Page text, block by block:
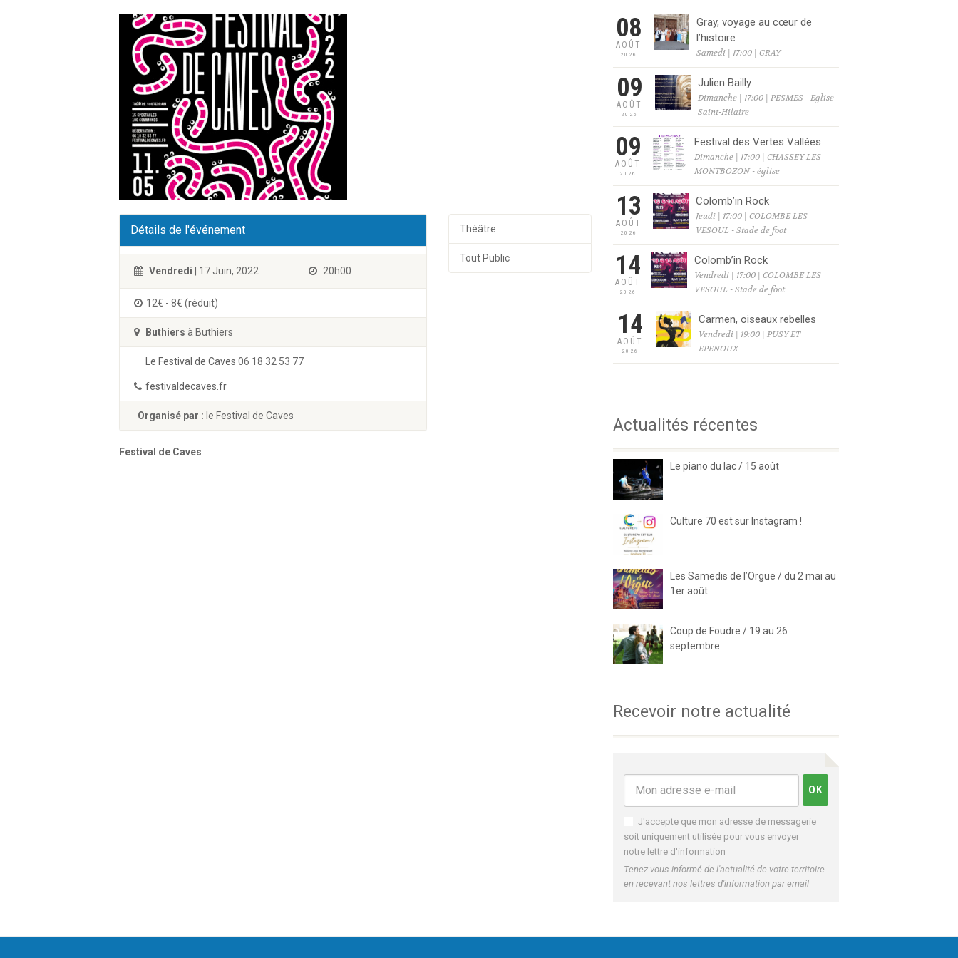
Détails de l'événement
Vendredi | 17 Juin, 2022 20h00
12€ - 8€ (réduit)
Buthiers à Buthiers
Le Festival de Caves 06 18 32 53 77
festivaldecaves.fr
Organisé par : le Festival de Caves
Théâtre
Tout Public
Festival de Caves
08
AOÛT
2026
Gray, voyage au cœur de
l’histoire
Samedi | 17:00 | GRAY
09
AOÛT
2026
Julien Bailly
Dimanche | 17:00 | PESMES - Eglise
Saint-Hilaire
09
AOÛT
2026
Festival des Vertes Vallées
Dimanche | 17:00 | CHASSEY LES
MONTBOZON - église
13
AOÛT
2026
Colomb’in Rock
Jeudi | 17:00 | COLOMBE LES
VESOUL - Stade de foot
14
AOÛT
2026
Colomb’in Rock
Vendredi | 17:00 | COLOMBE LES
VESOUL - Stade de foot
14
AOÛT
2026
Carmen, oiseaux rebelles
Vendredi | 19:00 | PUSY ET
EPENOUX
Actualités récentes
Le piano du lac / 15 août
Culture 70 est sur Instagram !
Les Samedis de l’Orgue / du 2 mai au
1er août
Coup de Foudre / 19 au 26
septembre
Recevoir notre actualité
J'accepte que mon adresse de messagerie
soit uniquement utilisée pour vous envoyer
notre lettre d'information
Tenez-vous informé de l'actualité de votre territoire
en recevant nos lettres d'information par email